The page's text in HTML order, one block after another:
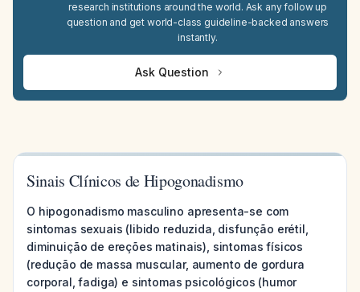
research institutions around the world. Ask any follow up
question and get world-class guideline-backed answers
instantly.
Ask Question
Sinais Clínicos de Hipogonadismo
O hipogonadismo masculino apresenta-se com
sintomas sexuais (libido reduzida, disfunção erétil,
diminuição de ereções matinais), sintomas físicos
(redução de massa muscular, aumento de gordura
corporal, fadiga) e sintomas psicológicos (humor